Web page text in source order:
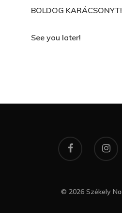
BOLDOG
See you later!
© 2026 Székely